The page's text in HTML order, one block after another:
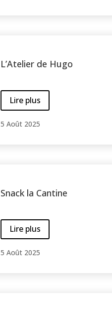
L’Atelier de Hugo
Lire plus
5 Août 2025
Snack la Cantine
Lire plus
5 Août 2025